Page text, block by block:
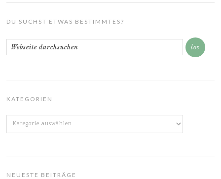
DU SUCHST ETWAS BESTIMMTES?
KATEGORIEN
Kategorien
NEUESTE BEITRÄGE